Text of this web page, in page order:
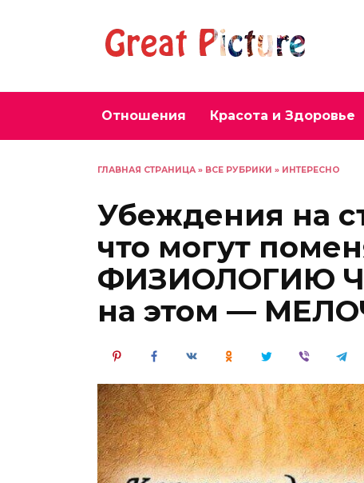
Отношения Красота и Здоровье
ГЛАВНАЯ СТРАНИЦА » ВСЕ РУБРИКИ » ИНТЕРЕСНО
Убеждения на
что могут
ФИЗИОЛОГИЮ
на этом —